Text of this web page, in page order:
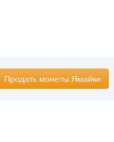
Продать монеты Ямайки